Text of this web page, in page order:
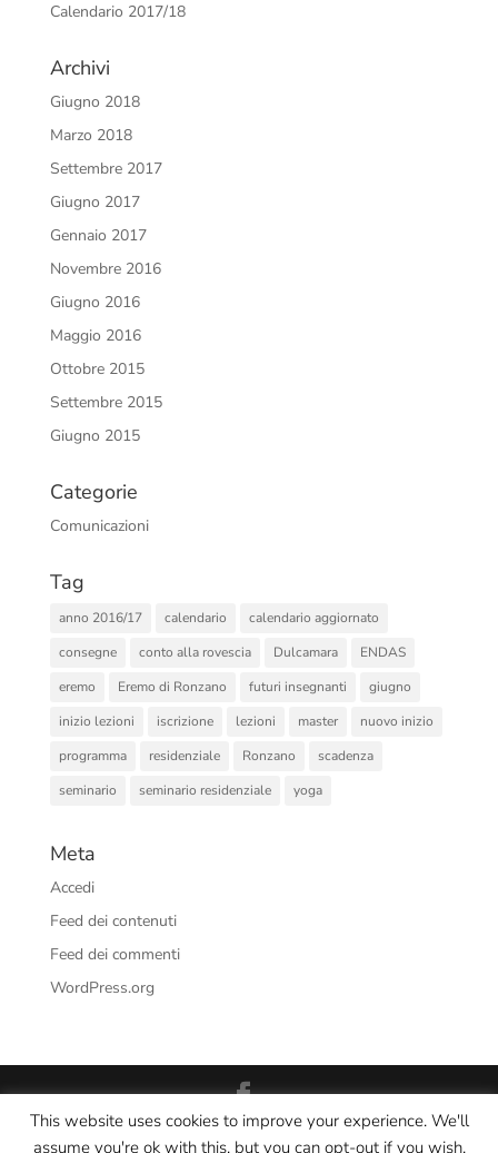
Calendario 2017/18
Archivi
Giugno 2018
Marzo 2018
Settembre 2017
Giugno 2017
Gennaio 2017
Novembre 2016
Giugno 2016
Maggio 2016
Ottobre 2015
Settembre 2015
Giugno 2015
Categorie
Comunicazioni
Tag
anno 2016/17 calendario
calendario aggiornato
consegne
conto alla rovescia Dulcamara
ENDAS
eremo
Eremo di Ronzano futuri insegnanti
giugno
inizio lezioni
iscrizione lezioni master
nuovo inizio
programma
residenziale Ronzano
scadenza
seminario
seminario residenziale yoga
Meta
Accedi
Feed dei contenuti
Feed dei commenti
WordPress.org
Interno Yoga Srl Società Sportiva Dilettantistica - CF/PI:
This website uses cookies to improve your experience. We'll
assume you're ok with this, but you can opt-out if you wish.